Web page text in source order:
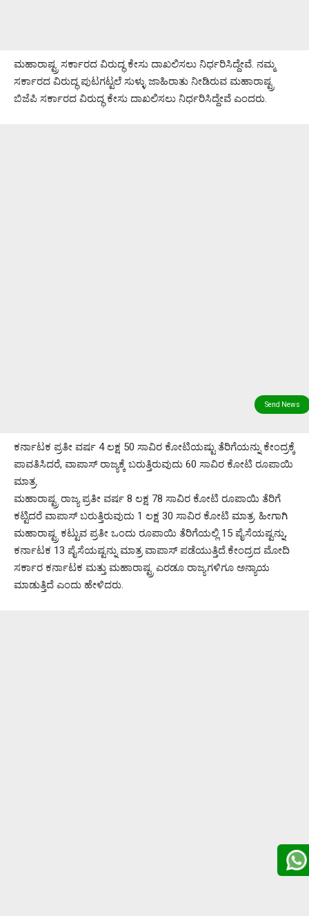
ಮಹಾರಾಷ್ಟ್ರ ಸರ್ಕಾರದ ವಿರುದ್ಧ ಕೇಸು ದಾಖಲಿಸಲು ನಿರ್ಧರಿಸಿದ್ದೇವೆ. ನಮ್ಮ
ಸರ್ಕಾರದ ವಿರುದ್ಧ ಪುಟಗಟ್ಟಲೆ ಸುಳ್ಳು ಜಾಹಿರಾತು ನೀಡಿರುವ ಮಹಾರಾಷ್ಟ್ರ
ಬಿಜೆಪಿ ಸರ್ಕಾರದ ವಿರುದ್ಧ ಕೇಸು ದಾಖಲಿಸಲು ನಿರ್ಧರಿಸಿದ್ದೇವೆ ಎಂದರು.
ಕರ್ನಾಟಕ ಪ್ರತೀ ವರ್ಷ 4 ಲಕ್ಷ 50 ಸಾವಿರ ಕೋಟಿಯಷ್ಟು ತೆರಿಗೆಯನ್ನು ಕೇಂದ್ರಕ್ಕೆ
ಪಾವತಿಸಿದರೆ, ವಾಪಾಸ್ ರಾಜ್ಯಕ್ಕೆ ಬರುತ್ತಿರುವುದು 60 ಸಾವಿರ ಕೋಟಿ ರೂಪಾಯಿ
ಮಾತ್ರ.
ಮಹಾರಾಷ್ಟ್ರ ರಾಜ್ಯ ಪ್ರತೀ ವರ್ಷ 8 ಲಕ್ಷ 78 ಸಾವಿರ ಕೋಟಿ ರೂಪಾಯಿ ತೆರಿಗೆ
ಕಟ್ಟಿದರೆ ವಾಪಾಸ್ ಬರುತ್ತಿರುವುದು 1 ಲಕ್ಷ 30 ಸಾವಿರ ಕೋಟಿ ಮಾತ್ರ. ಹೀಗಾಗಿ
ಮಹಾರಾಷ್ಟ್ರ ಕಟ್ಟುವ ಪ್ರತೀ ಒಂದು ರೂಪಾಯಿ ತೆರಿಗೆಯಲ್ಲಿ 15 ಪೈಸೆಯಷ್ಟನ್ನು,
ಕರ್ನಾಟಕ 13 ಪೈಸೆಯಷ್ಟನ್ನು ಮಾತ್ರ ವಾಪಾಸ್ ಪಡೆಯುತ್ತಿದೆ.ಕೇಂದ್ರದ ಮೋದಿ
ಸರ್ಕಾರ ಕರ್ನಾಟಕ ಮತ್ತು ಮಹಾರಾಷ್ಟ್ರ ಎರಡೂ ರಾಜ್ಯಗಳಿಗೂ ಅನ್ಯಾಯ
ಮಾಡುತ್ತಿದೆ ಎಂದು ಹೇಳಿದರು.